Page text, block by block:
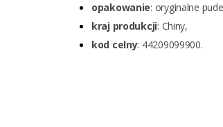
opakowanie: oryginalne
kraj produkcji: Chiny,
kod celny: 44209099900.